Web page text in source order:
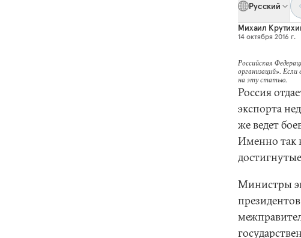
Русский
Михаил
14 октября 2016 г.
Российская
организаций».
на эту статью.
Россия
экспорта
же ведет
Именно так
Министры